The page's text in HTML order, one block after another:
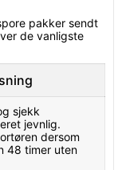
pakker sendt
de vanligste
sjekk
jevnlig.
dersom
48 timer uten